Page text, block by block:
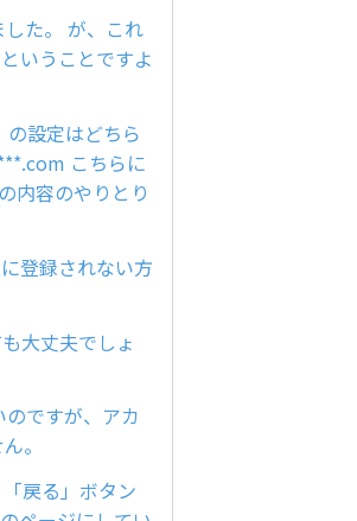
た。 が、これ
いうことですよ
設定はどちら
こちらに
内容のやりとり
登録されない方
大丈夫でしょ
ですが、アカ
。
戻る」ボタン